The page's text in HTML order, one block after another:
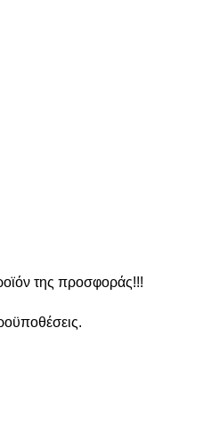
της προσφοράς!!!